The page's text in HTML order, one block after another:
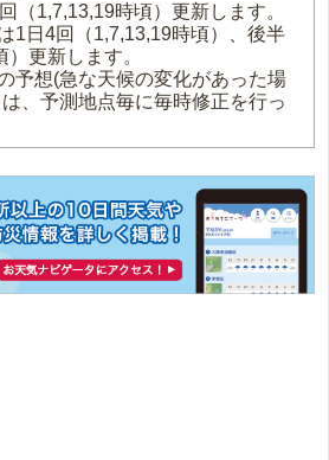
（1,7,13,19時頃）更新します。
1日4回（1,7,13,19時頃）、後半
更新します。
予想(急な天候の変化があった場
、予測地点毎に毎時修正を行っ